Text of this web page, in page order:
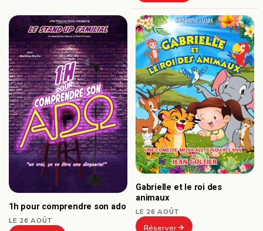
1h pour comprendre son ado
LE 26 AOÛT
Gabrielle et le roi des
animaux
LE 26 AOÛT
Réserver